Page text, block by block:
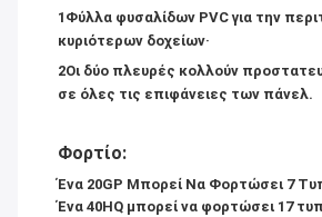
1Φύλλα φυσαλίδων PVC για την
κυριότερων δοχείων·
2Οι δύο πλευρές κολλούν
σε όλες τις επιφάνειες των πάνελ.
Φορτίο:
Ένα 20GP Μπορεί Να Φορτώσει 7
Ένα 40HQ μπορεί να φορτώσει 17